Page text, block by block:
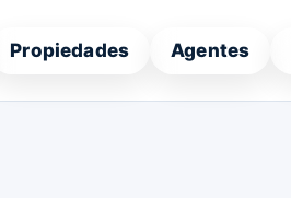
Propiedades Agentes